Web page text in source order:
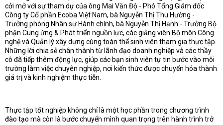
cởi mở với sự tham dự của ông Mai Văn Độ - Phó Tổng Giám đốc
Công ty Cổ phần Ecoba Việt Nam, bà Nguyễn Thị Thu Hường -
Trưởng phòng Nhân sự Hành chính, bà Nguyễn Thị Hạnh - Trưởng Bộ
phận Cung ứng & Phát triển nguồn lực, các giảng viên Bộ môn Công
nghệ và Quản lý xây dựng cùng toàn thể sinh viên tham gia thực tập.
Những lời chia sẻ chân thành từ lãnh đạo doanh nghiệp và các thầy
cô đã tiếp thêm động lực, giúp các bạn sinh viên tự tin bước vào môi
trường làm việc chuyên nghiệp, nơi kiến thức được chuyển hóa thành
giá trị và kinh nghiệm thực tiễn.
Thực tập tốt nghiệp không chỉ là một học phần trong chương trình
đào tạo mà còn là bước chuyển mình quan trọng trên hành trình trở